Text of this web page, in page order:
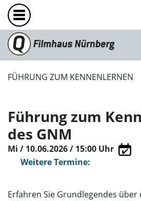
FÜHRUNG ZUM KENNENLERNEN
Führung zum
des GNM
Mi / 10.06.2026 / 15:00 Uhr
Weitere Termine:
Erfahren Sie Grundlegendes über